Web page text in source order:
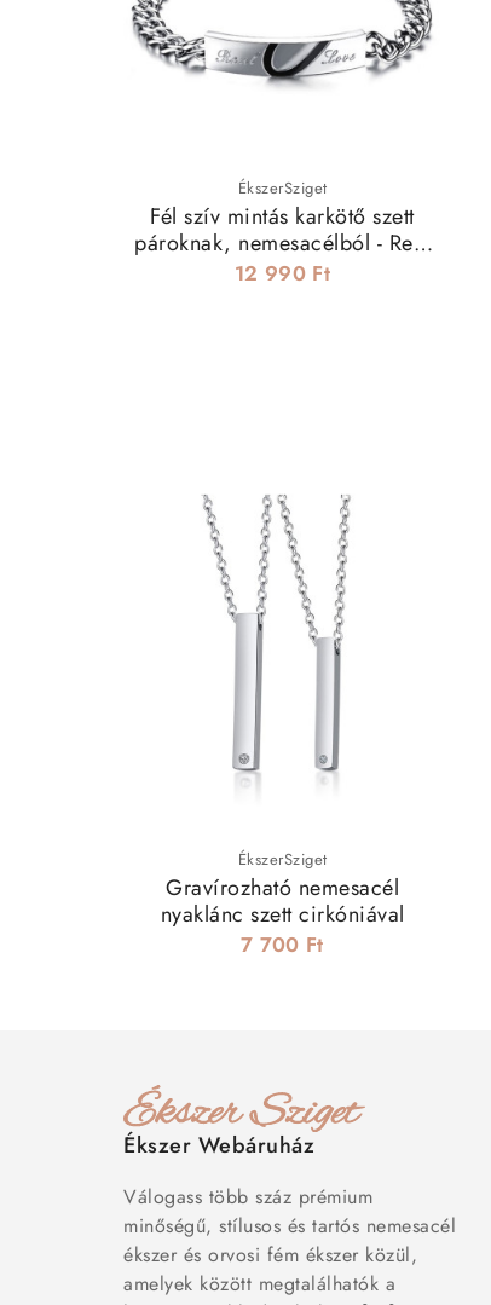
ÉkszerSziget
Fél szív mintás karkötő szett
pároknak, nemesacélból - Real
Love (gravírozható)
12 990 Ft
ÉkszerSziget
Gravírozható nemesacél
nyaklánc szett cirkóniával
7 700 Ft
Ékszer Webáruház
Válogass több száz prémium
minőségű, stílusos és tartós nemesacél
ékszer és orvosi fém ékszer közül,
amelyek között megtalálhatók a